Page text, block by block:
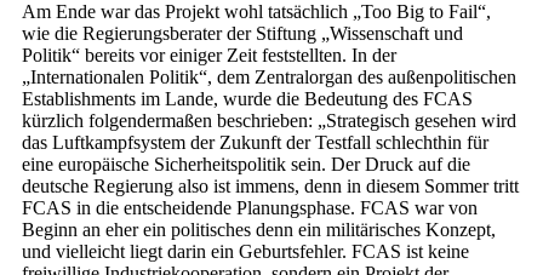
Am Ende war das Projekt wohl tatsächlich „Too Big to Fail“,
wie die Regierungsberater der Stiftung „Wissenschaft und
Politik“ bereits vor einiger Zeit feststellten. In der
„Internationalen Politik“, dem Zentralorgan des außenpolitischen
Establishments im Lande, wurde die Bedeutung des FCAS
kürzlich folgendermaßen beschrieben: „Strategisch gesehen wird
das Luftkampfsystem der Zukunft der Testfall schlechthin für
eine europäische Sicherheitspolitik sein. Der Druck auf die
deutsche Regierung also ist immens, denn in diesem Sommer tritt
FCAS in die entscheidende Planungsphase. FCAS war von
Beginn an eher ein politisches denn ein militärisches Konzept,
und vielleicht liegt darin ein Geburtsfehler. FCAS ist keine